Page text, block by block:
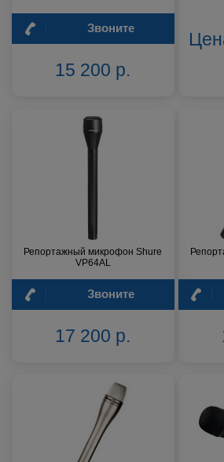
Звоните
15 200 р.
Репортажный микрофон Shure
VP64AL
Звоните
17 200 р.